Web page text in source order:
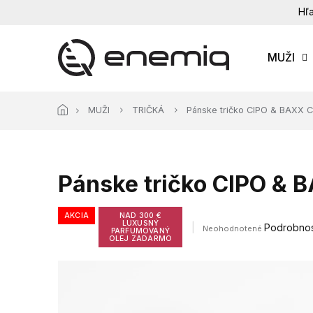
MUŽI
MUŽI TRIČKÁ Pánske tričko CIPO & BAXX
Pánske tričko CIPO &
AKCIA
NAD 300 €
LUXUSNÝ
PARFUMOVANÝ
OLEJ ZADARMO
Priemerné
Neohodnotené